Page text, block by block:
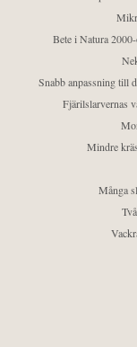
Bete i Natura
Snabb anpassning till
Fjärilslarvernas
Mindre
Många